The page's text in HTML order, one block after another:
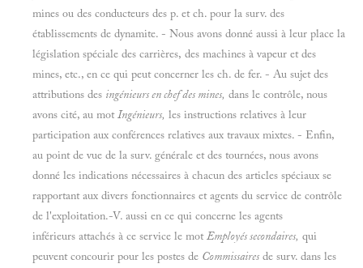
mines ou des conducteurs des p. et ch. pour la surv. des
établissements de dynamite. - Nous avons donné aussi à leur place la
législation spéciale des carrières, des machines à vapeur et des
mines, etc., en ce qui peut concerner les ch. de fer. - Au sujet des
attributions des ingénieurs en chef des mines, dans le contrôle, nous
avons cité, au motIngénieurs, les instructions relatives à leur
participation aux conférences relatives aux travaux mixtes. - Enfin,
au point de vue de la surv. générale et des tournées, nous avons
donné les indications nécessaires à chacun des articles spéciaux se
rapportant aux divers fonctionnaires et agents du service de contrôle
de l'exploitation.-V. aussi en ce qui concerne les agents
inférieurs attachés à ce service le motEmployés secondaires, qui
peuvent concourir pour les postes de Commissaires de surv. dans les